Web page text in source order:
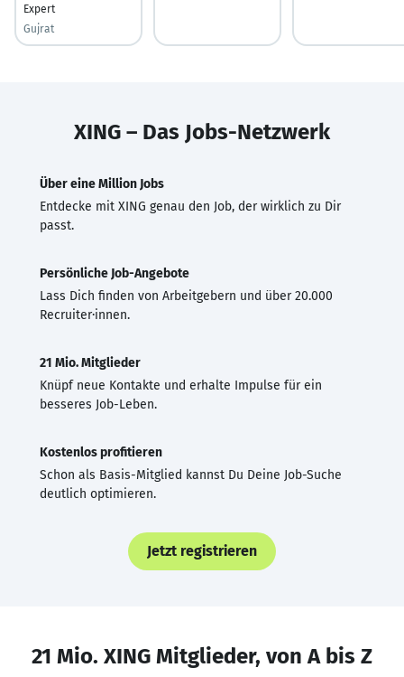
Expert
Gujrat
XING – Das Jobs-Netzwerk
Über eine Million Jobs
Entdecke mit XING genau den Job, der wirklich zu Dir
passt.
Persönliche Job-Angebote
Lass Dich finden von Arbeitgebern und über 20.000
Recruiter·innen.
21 Mio. Mitglieder
Knüpf neue Kontakte und erhalte Impulse für ein
besseres Job-Leben.
Kostenlos profitieren
Schon als Basis-Mitglied kannst Du Deine Job-Suche
deutlich optimieren.
Jetzt registrieren
21 Mio. XING Mitglieder, von A bis Z